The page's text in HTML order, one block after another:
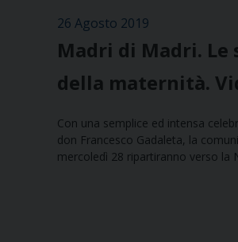
26 Agosto 2019
Madri di Madri.
della maternità.
Con una semplice ed intensa
don Francesco Gadaleta, la
mercoledì 28 ripartiranno verso la